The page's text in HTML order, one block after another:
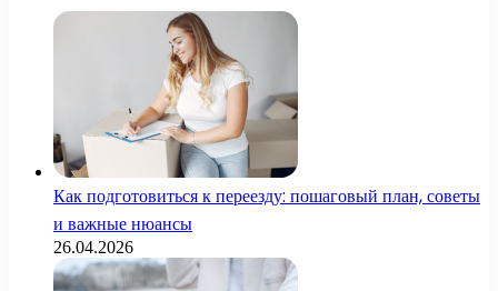
Как подготовиться к переезду: пошаговый план, советы
и важные нюансы
26.04.2026